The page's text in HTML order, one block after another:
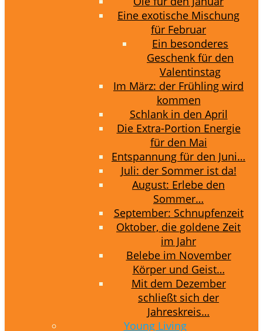
Eine exotische Mischung
für Februar
Ein besonderes
Geschenk für den
Valentinstag
Im März: der Frühling wird
kommen
Schlank in den April
Die Extra-Portion Energie
für den Mai
Entspannung für den Juni…
Juli: der Sommer ist da!
August: Erlebe den
Sommer…
September: Schnupfenzeit
Oktober, die goldene Zeit
im Jahr
Belebe im November
Körper und Geist…
Mit dem Dezember
schließt sich der
Jahreskreis…
Young Living